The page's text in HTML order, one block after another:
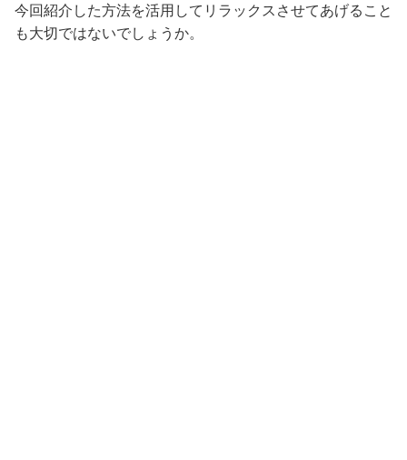
今回紹介した方法を活用してリラックスさせてあげること
も大切ではないでしょうか。